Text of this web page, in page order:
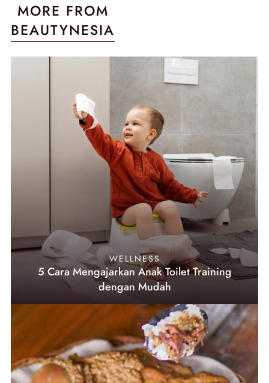
MORE FROM
BEAUTYNESIA
WELLNESS
5 Cara Mengajarkan Anak Toilet Training
dengan Mudah